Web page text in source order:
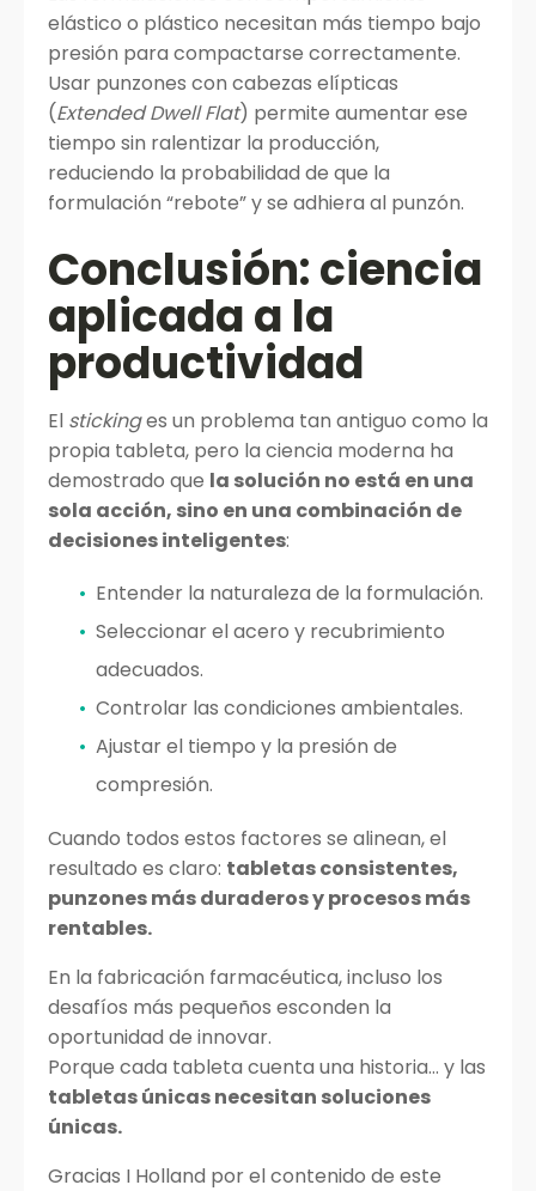
elástico o plástico necesitan más tiempo bajo
presión para compactarse correctamente.
Usar punzones con cabezas elípticas
(Extended Dwell Flat) permite aumentar ese
tiempo sin ralentizar la producción,
reduciendo la probabilidad de que la
formulación “rebote” y se adhiera al punzón.
Conclusión: ciencia
aplicada a la
productividad
El stickinges un problema tan antiguo como la
propia tableta, pero la ciencia moderna ha
demostrado que la solución no está en una
sola acción, sino en una combinación de
decisiones inteligentes:
Entender la naturaleza de la formulación.
Seleccionar el acero y recubrimiento
adecuados.
Controlar las condiciones ambientales.
Ajustar el tiempo y la presión de
compresión.
Cuando todos estos factores se alinean, el
resultado es claro: tabletas consistentes,
punzones más duraderos y procesos más
rentables.
En la fabricación farmacéutica, incluso los
desafíos más pequeños esconden la
oportunidad de innovar.
Porque cada tableta cuenta una historia… y las
tabletas únicas necesitan soluciones
únicas.
Gracias I Holland por el contenido de este